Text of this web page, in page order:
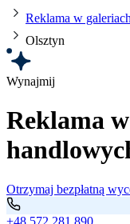
Reklama w
Olsztyn
Wynajmij
Reklama
Otrzymaj bezpłatną
+48 572 281 890